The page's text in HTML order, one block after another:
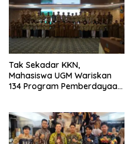
Tak Sekadar KKN,
Mahasiswa UGM Wariskan
134 Program Pemberdayaan